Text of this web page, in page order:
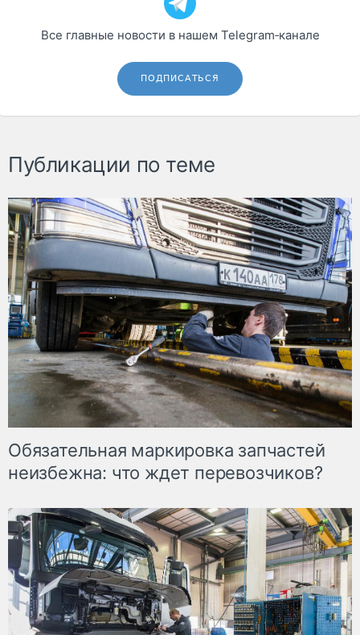
Все главные новости в нашем Telegram‑канале
ПОДПИСАТЬСЯ
Публикации по теме
Обязательная маркировка запчастей
неизбежна: что ждет перевозчиков?